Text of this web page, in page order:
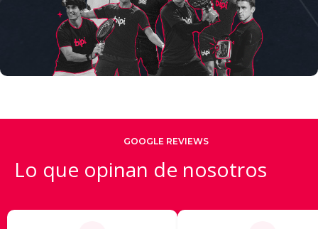
GOOGLE REVIEWS
Lo que opinan de nosotros